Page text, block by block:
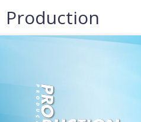
Production